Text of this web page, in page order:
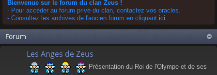
Bienvenue sur le forum du clan Zeus !
- Pour accéder au forum privé du clan, contactez vos oracles.
- Consultez les archives de l'ancien forum en cliquant ici.
Forum
Les Anges de Zeus
Présentation du Roi de l'Olympe et de ses